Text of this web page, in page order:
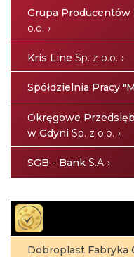
Grupa Producentów
o.o.
Kris Line Sp. z o.o.
Spółdzielnia Pracy
Okręgowe
w Gdyni Sp. z o.o.
SGB - Bank S.A
Dobroplast Fabryka